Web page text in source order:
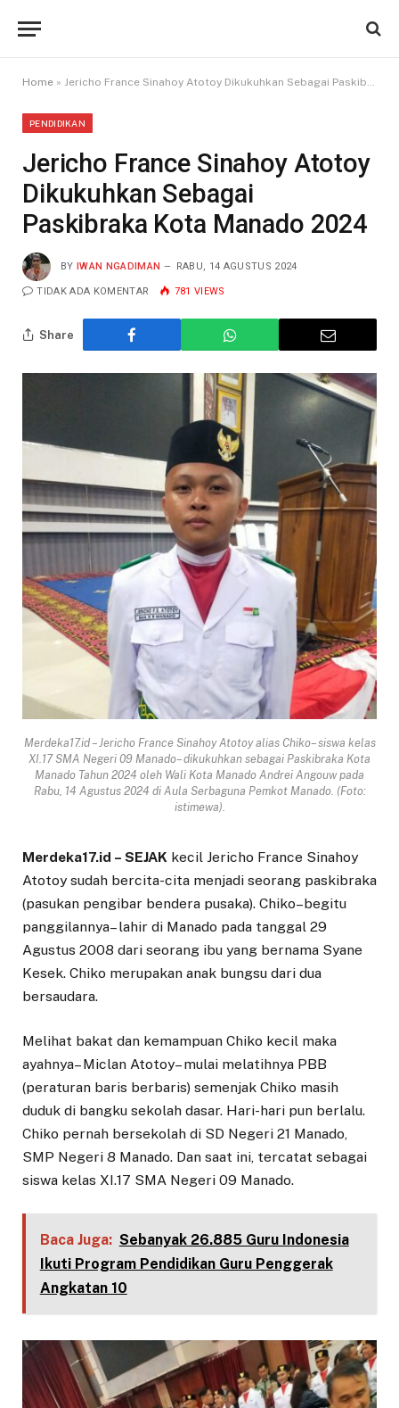
Home » Jericho France Sinahoy Atotoy Dikukuhkan Sebagai Paskibraka Kota Manado 2024
PENDIDIKAN
Jericho France Sinahoy Atotoy
Dikukuhkan Sebagai
Paskibraka Kota Manado 2024
BY IWAN NGADIMAN RABU, 14 AGUSTUS 2024
TIDAK ADA KOMENTAR 781 VIEWS
Share
Merdeka17.id – Jericho France Sinahoy Atotoy alias Chiko– siswa kelas
XI.17 SMA Negeri 09 Manado– dikukuhkan sebagai Paskibraka Kota
Manado Tahun 2024 oleh Wali Kota Manado Andrei Angouw pada
Rabu, 14 Agustus 2024 di Aula Serbaguna Pemkot Manado. (Foto:
istimewa).
Merdeka17.id – SEJAK kecil Jericho France Sinahoy
Atotoy sudah bercita-cita menjadi seorang paskibraka
(pasukan pengibar bendera pusaka). Chiko–begitu
panggilannya– lahir di Manado pada tanggal 29
Agustus 2008 dari seorang ibu yang bernama Syane
Kesek. Chiko merupakan anak bungsu dari dua
bersaudara.
Melihat bakat dan kemampuan Chiko kecil maka
ayahnya– Miclan Atotoy– mulai melatihnya PBB
(peraturan baris berbaris) semenjak Chiko masih
duduk di bangku sekolah dasar. Hari-hari pun berlalu.
Chiko pernah bersekolah di SD Negeri 21 Manado,
SMP Negeri 8 Manado. Dan saat ini, tercatat sebagai
siswa kelas XI.17 SMA Negeri 09 Manado.
Baca Juga: Sebanyak 26.885 Guru Indonesia
Ikuti Program Pendidikan Guru Penggerak
Angkatan 10